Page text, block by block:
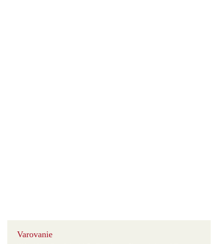
Varovanie